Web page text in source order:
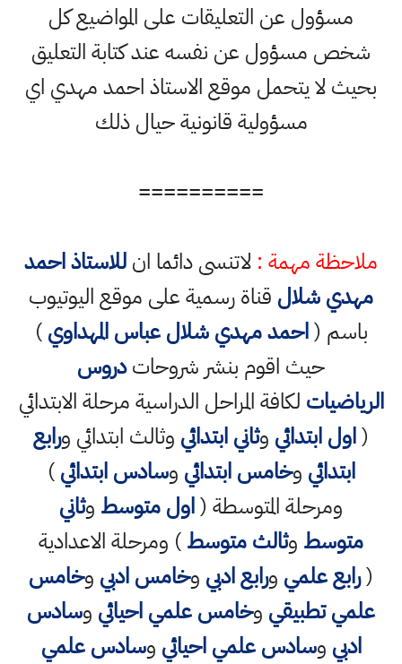
مسؤول عن التعليقات على المواضيع كل
شخص مسؤول عن نفسه عند كتابة التعليق
بحيث لا يتحمل موقع الاستاذ احمد مهدي اي
مسؤولية قانونية حيال ذلك
==========
ملاحظة مهمة : لاتنسى دائما انللاستاذ احمد
مهدي شلال قناة رسمية على موقع اليوتيوب
باسم (احمد مهدي شلال عباس المهداوي)
حيث اقوم بنشر شروحاتدروس
الرياضيات لكافة المراحل الدراسية مرحلة الابتدائي
(اول ابتدائي وثاني ابتدائي وثالث ابتدائي ورابع
ابتدائي وخامس ابتدائي وسادس ابتدائي)
ومرحلة المتوسطة (اول متوسط وثاني
متوسط وثالث متوسط) ومرحلة الاعدادية
(رابع علمي ورابع ادبي وخامس ادبي وخامس
علمي تطبيقي وخامس علمي احيائي وسادس
ادبي وسادس علمي احيائي وسادس علمي